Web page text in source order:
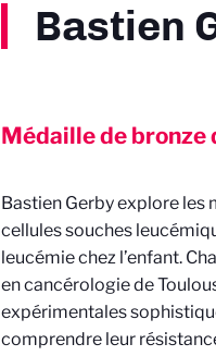
Bastien
Médaille de bronze
Bastien Gerby explore
cellules souches
leucémie chez l’enfant.
en cancérologie de
expérimentales
comprendre leur